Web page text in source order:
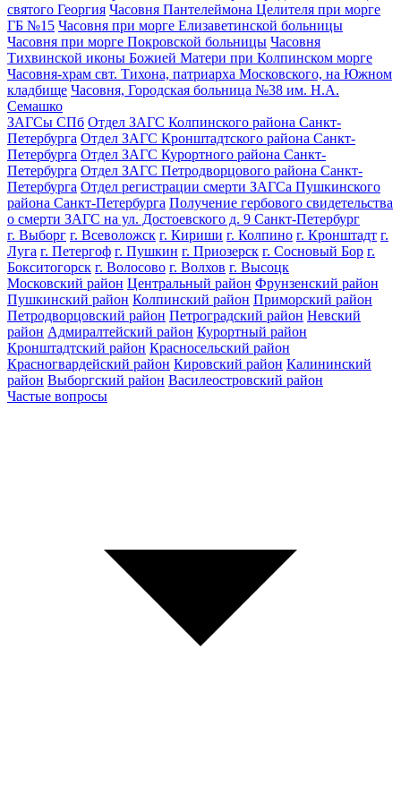
святого Георгия Часовня Пантелеймона Целителя при морге
ГБ №15 Часовня при морге Елизаветинской больницы
Часовня при морге Покровской больницы Часовня
Тихвинской иконы Божией Матери при Колпинском морге
Часовня-храм свт. Тихона, патриарха Московского, на Южном
кладбище Часовня, Городская больница №38 им. Н.А.
Семашко
ЗАГСы СПб Отдел ЗАГС Колпинского района Санкт-
Петербурга Отдел ЗАГС Кронштадтского района Санкт-
Петербурга Отдел ЗАГС Курортного района Санкт-
Петербурга Отдел ЗАГС Петродворцового района Санкт-
Петербурга Отдел регистрации смерти ЗАГСа Пушкинского
района Санкт-Петербурга Получение гербового свидетельства
о смерти ЗАГС на ул. Достоевского д. 9 Санкт-Петербург
г. Выборг г. Всеволожск г. Кириши г. Колпино г. Кронштадт г.
Луга г. Петергоф г. Пушкин г. Приозерск г. Сосновый Бор г.
Бокситогорск г. Волосово г. Волхов г. Высоцк
Московский район Центральный район Фрунзенский район
Пушкинский район Колпинский район Приморский район
Петродворцовский район Петроградский район Невский
район Адмиралтейский район Курортный район
Кронштадтский район Красносельский район
Красногвардейский район Кировский район Калининский
район Выборгский район Василеостровский район
Частые вопросы